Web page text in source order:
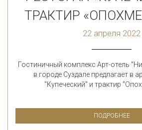
ТРАКТИР
22 апреля 2022
Гостиничный комплекс Арт-отель
в городе Суздале предлагает в
"Купеческий" и трактир
ПОДРОБНЕЕ